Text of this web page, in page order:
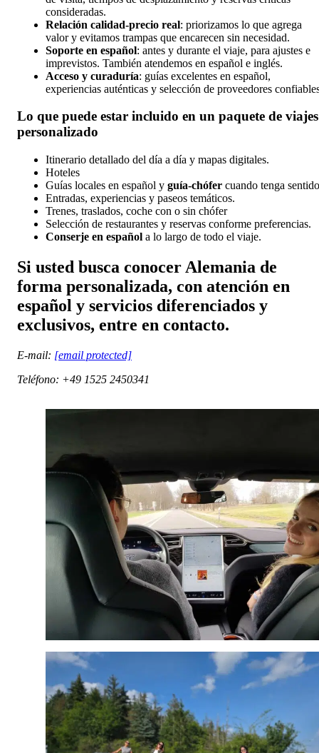
consideradas.
Relación calidad-precio real: priorizamos lo que agrega
valor y evitamos trampas que encarecen sin necesidad.
Soporte en español: antes y durante el viaje, para ajustes e
imprevistos. También atendemos en español e inglés.
Acceso y curaduría: guías excelentes en español,
experiencias auténticas y selección de proveedores
Lo que puede estar incluido en un paquete de viajes
personalizado
Itinerario detallado del día a día y mapas digitales.
Hoteles
Guías locales en español y guía-chófer cuando tenga
Entradas, experiencias y paseos temáticos.
Trenes, traslados, coche con o sin chófer
Selección de restaurantes y reservas conforme preferencias.
Conserje en español a lo largo de todo el viaje.
Si usted busca conocer Alemania de
forma personalizada, con atención en
español y servicios diferenciados y
exclusivos, entre en contacto.
E-mail: [email protected]
Teléfono: +49 1525 2450341